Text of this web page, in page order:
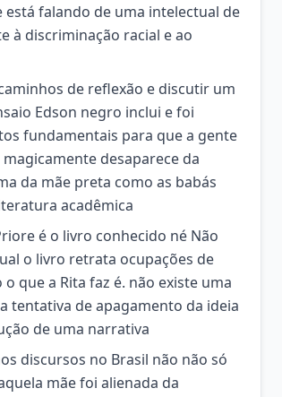
falando de uma intelectual de
à discriminação racial e ao
de reflexão e discutir um
Edson negro inclui e foi
fundamentais para que a gente
desaparece da
da mãe preta como as babás
acadêmica
é o livro conhecido né Não
o livro retrata ocupações de
que a Rita faz é. não existe uma
tentativa de apagamento da ideia
de uma narrativa
discursos no Brasil não não só
mãe foi alienada da